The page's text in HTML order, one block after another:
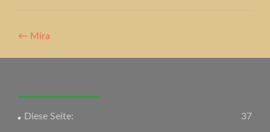
Artikel-
Navigation
← Mira
37
Diese Seite: